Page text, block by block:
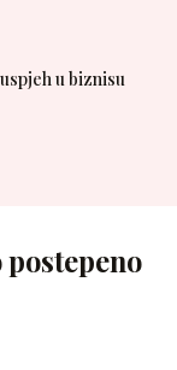
u biznisu